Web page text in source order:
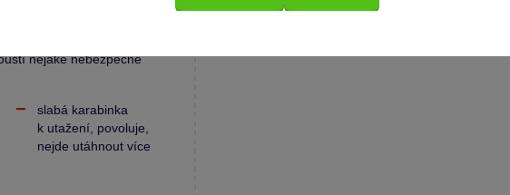
ohřívá vodu, snad ten plast
nějaké nebezpečné
slabá karabinka
k utažení, povoluje,
nejde utáhnout více